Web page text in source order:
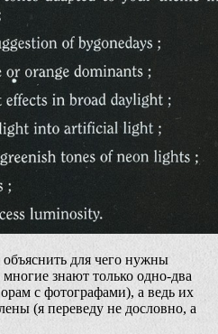
для чего нужны
знают только одно-два
с фотографами), а ведь их
(я переведу не дословно, а